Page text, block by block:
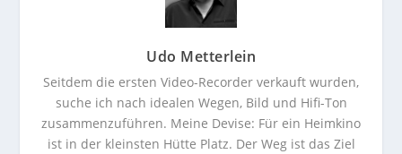
Udo Metterlein
Seitdem die ersten Video-Recorder verkauft wurden,
suche ich nach idealen Wegen, Bild und Hifi-Ton
zusammenzuführen. Meine Devise: Für ein Heimkino
ist in der kleinsten Hütte Platz. Der Weg ist das Ziel